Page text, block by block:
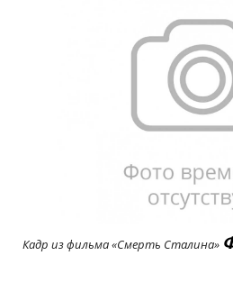
Кадр из фильма «Смерть Сталина»